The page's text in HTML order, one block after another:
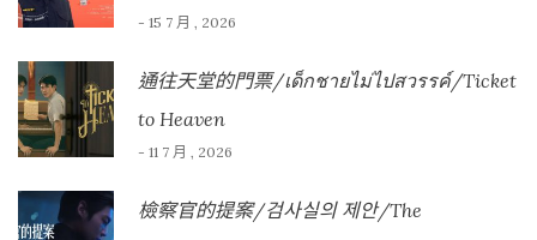
- 15 7 月 , 2026
通往天堂的門票/เด็กชายไม่ไปสวรรค์/Ticket
to Heaven
- 11 7 月 , 2026
檢察官的提案/검사실의 제안/The